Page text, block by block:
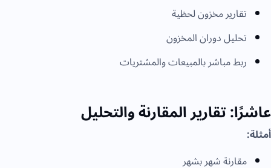
تقارير مخزون لحظية
تحليل دوران المخزون
ربط مباشر بالمبيعات والمشتريات
عاشرًا: تقارير المقارنة والتحليل
أمثلة:
مقارنة شهر بشهر